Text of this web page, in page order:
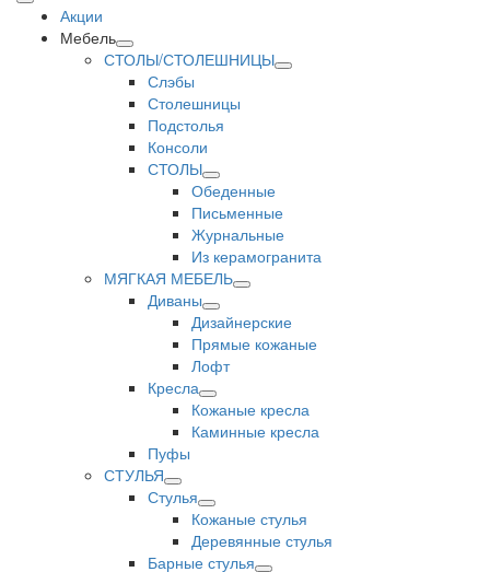
Акции
Мебель
СТОЛЫ/СТОЛЕШНИЦЫ
Слэбы
Столешницы
Подстолья
Консоли
СТОЛЫ
Обеденные
Письменные
Журнальные
Из керамогранита
МЯГКАЯ МЕБЕЛЬ
Диваны
Дизайнерские
Прямые кожаные
Лофт
Кресла
Кожаные кресла
Каминные кресла
Пуфы
СТУЛЬЯ
Стулья
Кожаные стулья
Деревянные стулья
Барные стулья